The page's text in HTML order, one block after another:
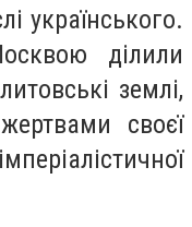
українського.
ділили
землі,
своєї